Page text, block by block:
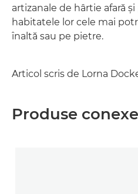
artizanale de hârtie afară
habitatele lor cele mai
înaltă sau pe pietre.
Articol scris de Lorna
Produse conexe